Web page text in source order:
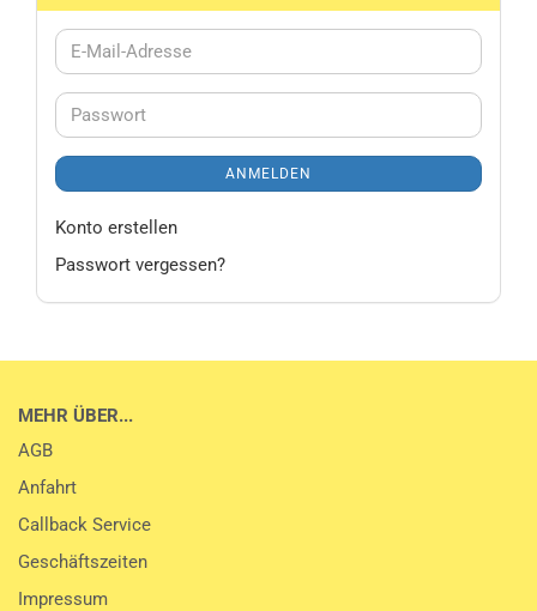
E-
Mail-
Passwort
ANMELDEN
Konto erstellen
Passwort vergessen?
MEHR ÜBER...
AGB
Anfahrt
Callback Service
Geschäftszeiten
Impressum